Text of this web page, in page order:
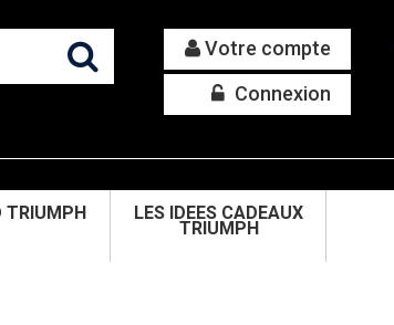
Votre compte
Connexion
TRIUMPH LES IDEES CADEAUX
TRIUMPH